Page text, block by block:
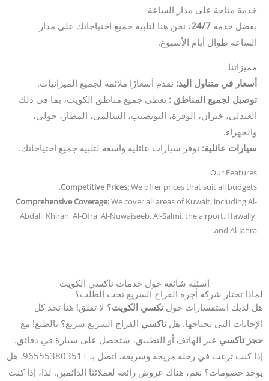
خدمة متاحة على مدار الساعة
بفضل خدمة 24/7، نحن هنا لتلبية جميع احتياجاتك على مدار
الساعة طوال أيام الأسبوع.
مميزاتنا
أسعار في متناول اليد: نقدم أسعارًا ملائمة لجميع الميزانيات.
توصيل لجميع المناطق : نغطي جميع مناطق الكويت، بما في ذلك
العبدلي، خيران، الوفرة، النويصيب، السالمي، المطار، حولي،
والجهراء.
سيارات عائلية: نوفر سيارات عائلية واسعة لتلبية جميع احتياجاتك.
Our Features
Competitive Prices:We offer prices that suit all budgets.
Comprehensive Coverage:We cover all areas of Kuwait, including Al-
Abdali, Khiran, Al-Ofra, Al-Nuwaiseeb, Al-Salmi, the airport, Hawally,
and Al-Jahra.
أسئلة شائعة حول خدمات تاكسي الكويت
لماذا تختار شركة أجرة الفراج السريع تحت الطلب؟
هل لديك استفسارات حولتكسي الكويت؟ لا تقلق! هنا تجد كل
الإجابات التي تحتاجها. هلتاكسي الفراج السريع سريع؟ بالطبع! مع
حجز تاكسي عبر الهاتف أو التطبيق، ستحصل على سيارة في دقائق.
إذا كنت ترغب في رحلة مريحة وسريعة، اتصل بـ +96555380351. هل
يوجد خصومات؟ نعم، هناك عروض رائعة لعملائنا الدائمين. لذا، إذا كنت